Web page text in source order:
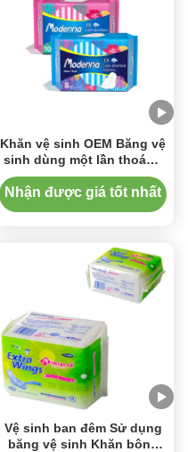
Khăn vệ sinh OEM Băng vệ
sinh dùng một lần thoáng
khí có cánh nữ tính thoải
mái
Nhận được giá tốt nhất
Vệ sinh ban đêm Sử dụng
băng vệ sinh Khăn bông